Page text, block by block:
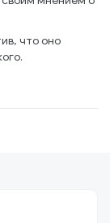
что оно